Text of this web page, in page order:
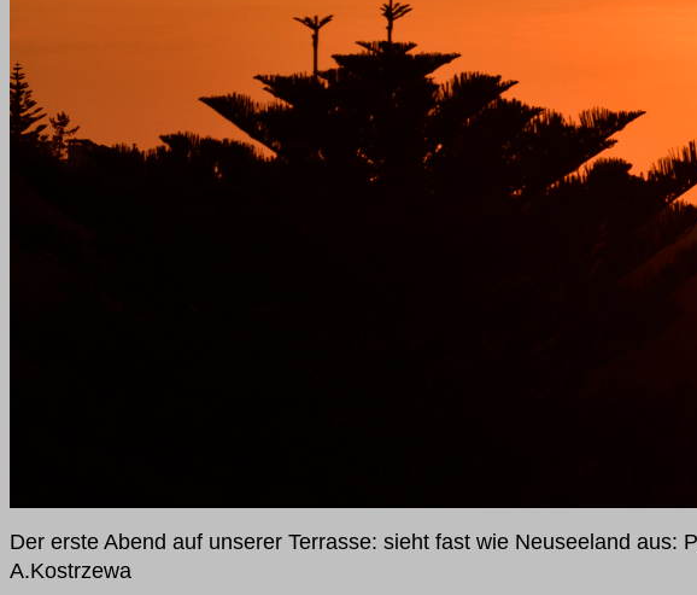
Der erste Abend auf unserer Terrasse: sieht fast wie Neuseeland
A.Kostrzewa